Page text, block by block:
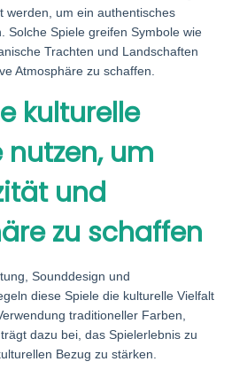
werden, um ein authentisches
Solche Spiele greifen Symbole wie
Trachten und Landschaften
Atmosphäre zu schaffen.
kulturelle
nutzen, um
und
zu schaffen
Sounddesign und
diese Spiele die kulturelle Vielfalt
traditioneller Farben,
dazu bei, das Spielerlebnis zu
Bezug zu stärken.